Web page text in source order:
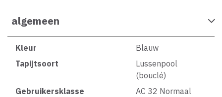
algemeen
Kleur
Blauw
Tapijtsoort
Lussenpool
(bouclé)
Gebruikersklasse
AC 32 Normaal